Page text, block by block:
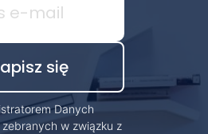
Danych
w związku z